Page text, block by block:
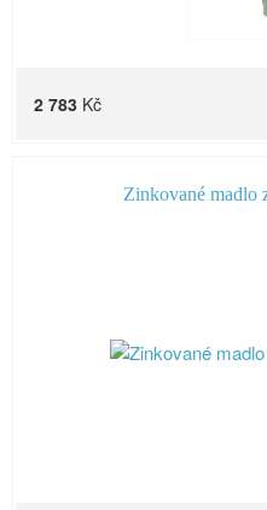
2 783 Kč
Zinkované madlo